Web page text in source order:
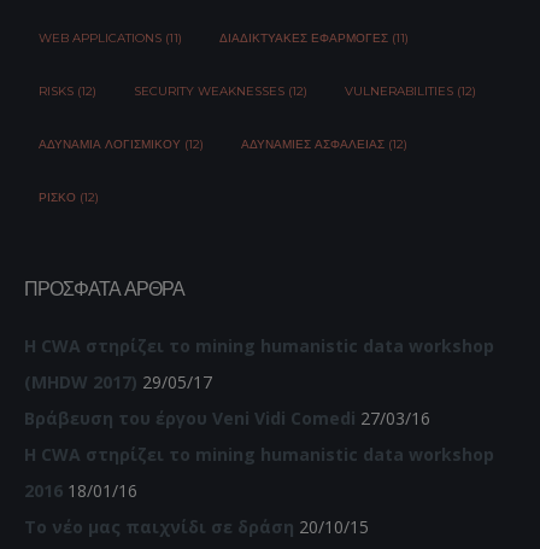
WEB APPLICATIONS (11) ΔΙΑΔΙΚΤΥΑΚΈΣ ΕΦΑΡΜΟΓΈΣ (11)
RISKS (12) SECURITY WEAKNESSES (12) VULNERABILITIES (12)
ΑΔΥΝΑΜΊΑ ΛΟΓΙΣΜΙΚΟΎ (12) ΑΔΥΝΑΜΊΕΣ ΑΣΦΆΛΕΙΑΣ (12)
ΡΊΣΚΟ (12)
ΠΡΌΣΦΑΤΑ ΆΡΘΡΑ
Η CWA στηρίζει το mining humanistic data workshop
(MHDW 2017) 29/05/17
Βράβευση του έργου Veni Vidi Comedi 27/03/16
Η CWA στηρίζει το mining humanistic data workshop
2016 18/01/16
Το νέο μας παιχνίδι σε δράση 20/10/15